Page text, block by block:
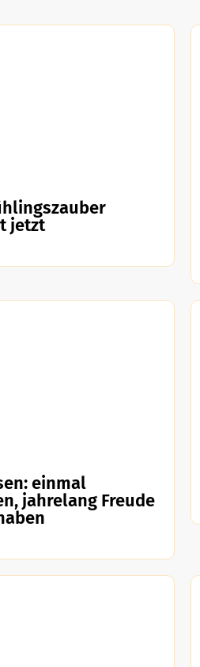
jetzt
einmal
jahrelang Freude